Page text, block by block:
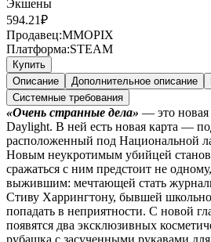
Экшены
594.21₽
Продавец:MMOPIX
Платформа:STEAM
Купить
Описание
Дополнительное описание
Системные требования
«Очень странные дела» — это новая
Daylight. В ней есть новая карта —
расположенный под Национальной
Новым неукротимым убийцей
сражаться с ним предстоит не
выжившим: мечтающей стать
Стиву Харрингтону, бывшей
попадать в неприятности. С новой
появятся два эксклюзивных
рубашка с засученными рукавами